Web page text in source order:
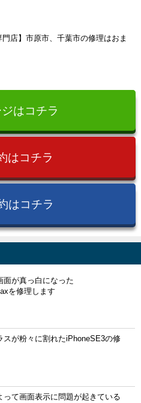
門店】市原市、千葉市の修理はおま
はコチラ
はコチラ
はコチラ
面が真っ白になった
を修理します
スが粉々に割れたiPhoneSE3の修
って画面表示に問題が起きている